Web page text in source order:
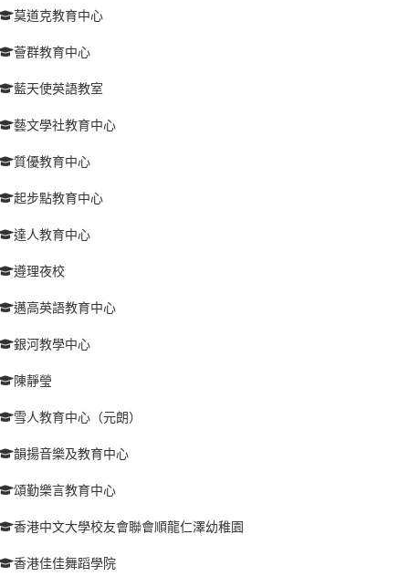
莫道克教育中心
薈群教育中心
藍天使英語教室
藝文學社教育中心
質優教育中心
起步點教育中心
達人教育中心
遵理夜校
邁高英語教育中心
銀河教學中心
陳靜瑩
雪人教育中心（元朗）
韻揚音樂及教育中心
頌勤樂言教育中心
香港中文大學校友會聯會順龍仁澤幼稚園
香港佳佳舞蹈學院